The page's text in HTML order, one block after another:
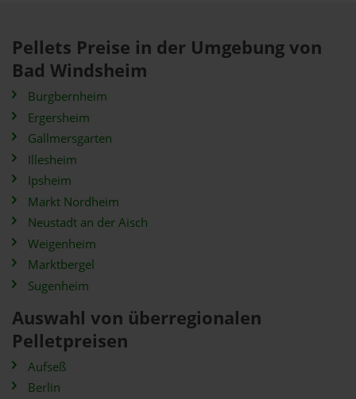
Pellets Preise in der Umgebung von
Bad Windsheim
Burgbernheim
Ergersheim
Gallmersgarten
Illesheim
Ipsheim
Markt Nordheim
Neustadt an der Aisch
Weigenheim
Marktbergel
Sugenheim
Auswahl von überregionalen
Pelletpreisen
Aufseß
Berlin